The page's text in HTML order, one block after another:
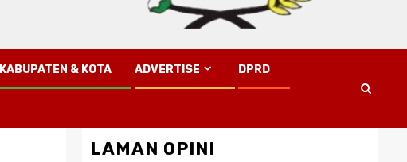
KABUPATEN & KOTA ADVERTISE DPRD
LAMAN OPINI